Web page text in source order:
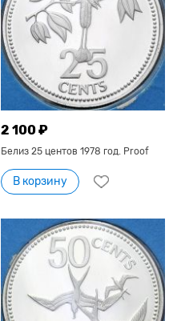
2 100 ₽
Белиз 25 центов 1978 год. Proof
В корзину